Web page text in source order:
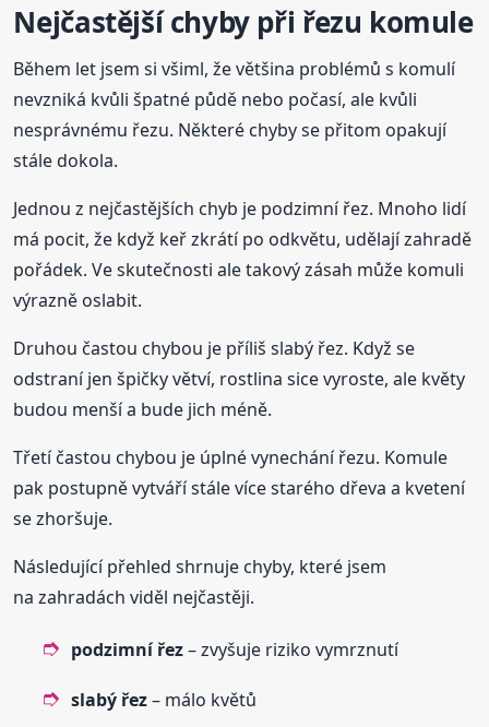
Nejčastější chyby při řezu komule
Během let jsem si všiml, že většina problémů s komulí
nevzniká kvůli špatné půdě nebo počasí, ale kvůli
nesprávnému řezu. Některé chyby se přitom opakují
stále dokola.
Jednou z nejčastějších chyb je podzimní řez. Mnoho lidí
má pocit, že když keř zkrátí po odkvětu, udělají zahradě
pořádek. Ve skutečnosti ale takový zásah může komuli
výrazně oslabit.
Druhou častou chybou je příliš slabý řez. Když se
odstraní jen špičky větví, rostlina sice vyroste, ale květy
budou menší a bude jich méně.
Třetí častou chybou je úplné vynechání řezu. Komule
pak postupně vytváří stále více starého dřeva a kvetení
se zhoršuje.
Následující přehled shrnuje chyby, které jsem
na zahradách viděl nejčastěji.
podzimní řez– zvyšuje riziko vymrznutí
slabý řez– málo květů